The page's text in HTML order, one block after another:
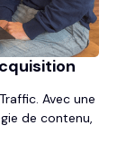
Avec une
de contenu,